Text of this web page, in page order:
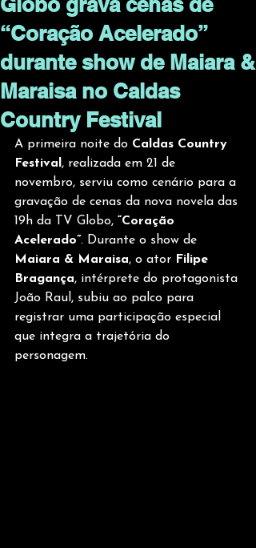
“Coração Acelerado”
durante show de Maiara &
Maraisa no Caldas
Country Festival
A primeira noite do Caldas Country
Festival , realizada em 21 de
novembro, serviu como cenário para a
gravação de cenas da nova novela das
19h da TV Globo, “Coração
Acelerado”. Durante o show de
Maiara & Maraisa, o ator Filipe
Bragança, intérprete do protagonista
João Raul, subiu ao palco para
registrar uma participação especial
que integra a trajetória do
personagem.